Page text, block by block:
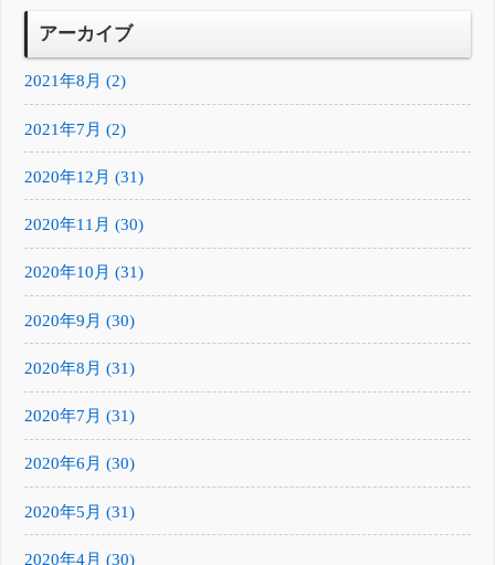
アーカイブ
2021年8月 (2)
2021年7月 (2)
2020年12月 (31)
2020年11月 (30)
2020年10月 (31)
2020年9月 (30)
2020年8月 (31)
2020年7月 (31)
2020年6月 (30)
2020年5月 (31)
2020年4月 (30)